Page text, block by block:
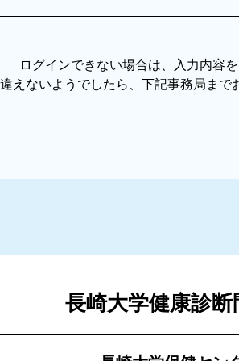
ログインできない場合は、
入力内容
えないようでしたら、 下記事務局まで
長崎大学健康診断